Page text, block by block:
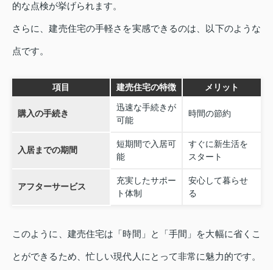
的な点検が挙げられます。
さらに、建売住宅の手軽さを実感できるのは、以下のような
点です。
項目 建売住宅の特徴 メリット
購入の手続き
迅速な手続きが
可能
時間の節約
入居までの期間
短期間で入居可
能
すぐに新生活を
スタート
アフターサービス
充実したサポー
ト体制
安心して暮らせ
る
このように、建売住宅は「時間」と「手間」を大幅に省くこ
とができるため、忙しい現代人にとって非常に魅力的です。